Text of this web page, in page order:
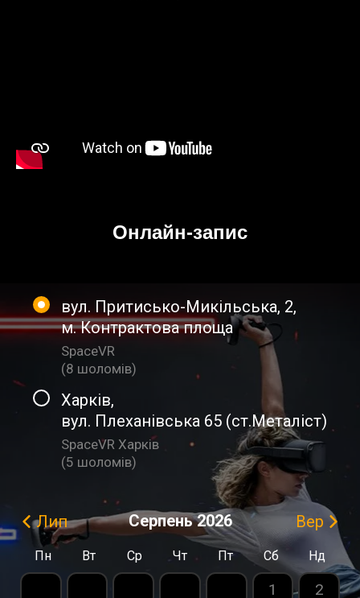
Онлайн-запис
вул. Притисько-Микільська, 2,
м. Контрактова площа
SpaceVR
(8 шоломiв)
Харків,
вул. Плеханівська 65 (ст.Металіст)
SpaceVR Харків
(5 шоломiв)
Лип Серпень 2026 Вер
Пн Вт Ср Чт Пт Сб Нд
1 2